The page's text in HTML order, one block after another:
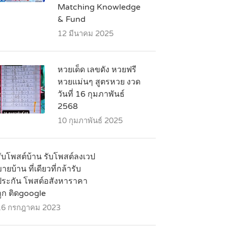
Matching Knowledge
& Fund
12 มีนาคม 2025
หวยเด็ด เลขดัง หวยฟรี
หวยแม่นๆ สูตรหวย งวด
วันที่ 16 กุมภาพันธ์
2568
10 กุมภาพันธ์ 2025
โพสต์บ้าน รับโพสต์ลงเวป
ยบ้าน ที่เดียวที่กล้ารับ
ะกัน โพสต์อสังหาราคา
ติดgoogle
กรกฎาคม 2023